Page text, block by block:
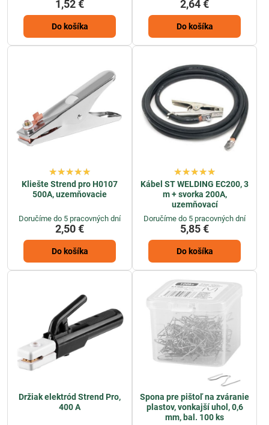
1,52 €
Do košíka
2,64 €
Do košíka
Kliešte Strend pro H0107
500A, uzemňovacie
Doručíme do 5 pracovných dní
2,50 €
Do košíka
Kábel ST WELDING EC200, 3
m + svorka 200A,
uzemňovací
Doručíme do 5 pracovných dní
5,85 €
Do košíka
Držiak elektród Strend Pro,
400 A
Spona pre pištoľ na zváranie
plastov, vonkajší uhol, 0,6
mm, bal. 100 ks